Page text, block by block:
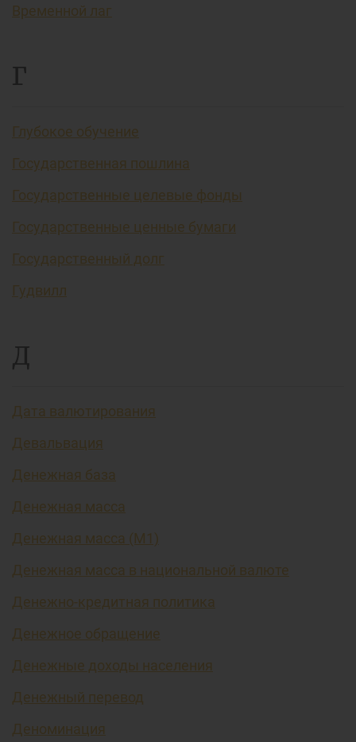
Временной лаг
Г
Глубокое обучение
Государственная пошлина
Государственные целевые фонды
Государственные ценные бумаги
Государственный долг
Гудвилл
Д
Дата валютирования
Девальвация
Денежная база
Денежная масса
Денежная масса (М1)
Денежная масса в национальной валюте
Денежно-кредитная политика
Денежное обращение
Денежные доходы населения
Денежный перевод
Деноминация